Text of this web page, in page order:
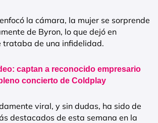
la cámara, la mujer se sorprende
de Byron, lo que dejó en
trataba de una infidelidad.
captan a reconocido empresario
concierto de Coldplay
viral, y sin dudas, ha sido de
destacados de esta semana en la